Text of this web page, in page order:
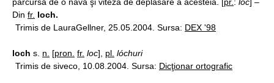
Din fr. loch.
Trimis de LauraGellner, 25.05.2004. Sursa: DEX '98
loch s. n. [pron. fr. loc], pl. lóchuri
Trimis de siveco, 10.08.2004. Sursa: Dicţionar ortografic